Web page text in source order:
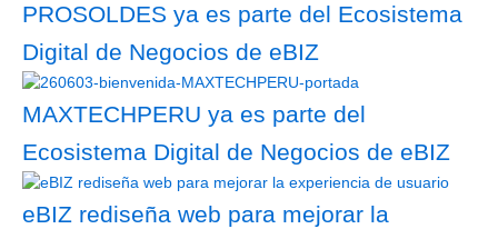
PROSOLDES ya es parte del Ecosistema
Digital de Negocios de eBIZ
MAXTECHPERU ya es parte del
Ecosistema Digital de Negocios de eBIZ
eBIZ rediseña web para mejorar la